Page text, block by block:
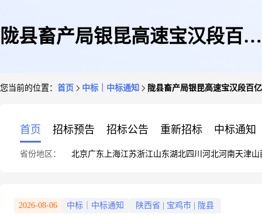
陇县畜产局银昆高速宝汉段百亿
您当前的位置： 首页 中标｜中标通知 陇县畜产局银昆高速宝汉段百
首页 招标预告 招标公告 重新招标 中标通知
省份地区： 北京广东 上海江苏浙江山东湖北四川 河北河南天津山
2026-08-06 中标｜中标通知 陕西省 宝鸡市 陇县